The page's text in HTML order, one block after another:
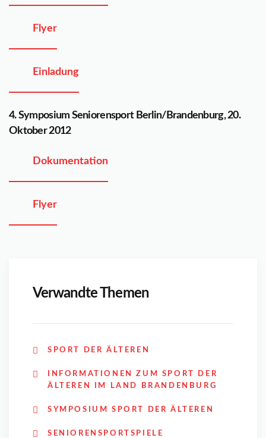
Flyer
Einladung
4. Symposium Seniorensport Berlin/Brandenburg, 20.
Oktober 2012
Dokumentation
Flyer
Verwandte Themen
SPORT DER ÄLTEREN
INFORMATIONEN ZUM SPORT DER
ÄLTEREN IM LAND BRANDENBURG
SYMPOSIUM SPORT DER ÄLTEREN
SENIORENSPORTSPIELE